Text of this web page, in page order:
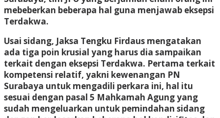
mebeberkan beberapa hal guna menjawab eksepsi
Terdakwa.
Usai sidang, Jaksa Tengku Firdaus mengatakan
ada tiga poin krusial yang harus dia sampaikan
terkait dengan eksepsi Terdakwa. Pertama terkait
kompetensi relatif, yakni kewenangan PN
Surabaya untuk mengadili perkara ini, hal itu
sesuai dengan pasal 5 Mahkamah Agung yang
sudah mengeluarkan untuk pemindahan sidang